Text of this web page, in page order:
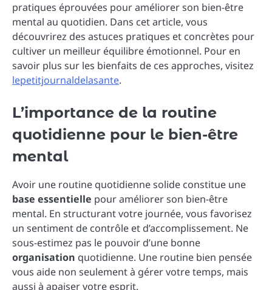
pratiques éprouvées pour améliorer son bien-être
mental au quotidien. Dans cet article, vous
découvrirez des astuces pratiques et concrètes pour
cultiver un meilleur équilibre émotionnel. Pour en
savoir plus sur les bienfaits de ces approches, visitez
lepetitjournaldelasante.
L’importance de la routine
quotidienne pour le bien-être
mental
Avoir une routine quotidienne solide constitue une
base essentielle pour améliorer son bien-être
mental. En structurant votre journée, vous favorisez
un sentiment de contrôle et d’accomplissement. Ne
sous-estimez pas le pouvoir d’une bonne
organisation quotidienne. Une routine bien pensée
vous aide non seulement à gérer votre temps, mais
aussi à apaiser votre esprit.